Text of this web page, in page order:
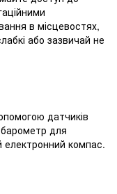
в місцевостях,
або зазвичай не
датчиків
для
електронний компас.